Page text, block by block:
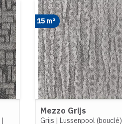
|
15 m²
Mezzo Grijs
Grijs | Lussenpool (bouclé)